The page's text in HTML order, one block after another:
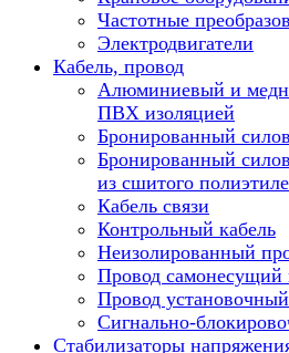
Частотные
Электродвигатели
Кабель, провод
Алюминиевый и
ПВХ изоляцией
Бронированный
Бронированный
из сшитого
Кабель связи
Контрольный кабель
Неизолированный
Провод
Провод установочный
Сигнально-
Стабилизаторы